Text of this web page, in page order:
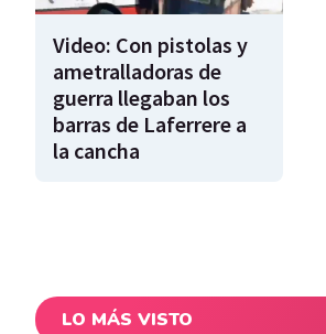
Video: Con pistolas y
ametralladoras de
guerra llegaban los
barras de Laferrere a
la cancha
LO MÁS VISTO